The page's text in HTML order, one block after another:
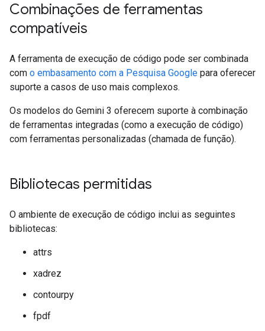
Combinações de ferramentas
compatíveis
A ferramenta de execução de código pode ser combinada
com o embasamento com a Pesquisa Google para oferecer
suporte a casos de uso mais complexos.
Os modelos do Gemini 3 oferecem suporte à combinação
de ferramentas integradas (como a execução de código)
com ferramentas personalizadas (chamada de função).
Bibliotecas permitidas
O ambiente de execução de código inclui as seguintes
bibliotecas:
attrs
xadrez
contourpy
fpdf